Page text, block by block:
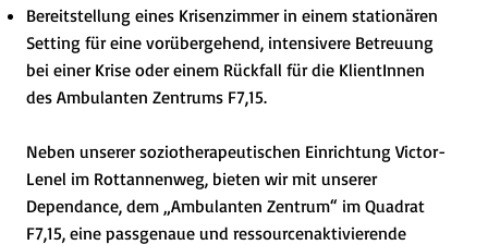
Bereitstellung eines Krisenzimmer in einem stationären
Setting für eine vorübergehend, intensivere Betreuung
bei einer Krise oder einem Rückfall für die KlientInnen
des Ambulanten Zentrums F7,15.
Neben unserer soziotherapeutischen Einrichtung Victor-
Lenel im Rottannenweg, bieten wir mit unserer
Dependance, dem „Ambulanten Zentrum“ im Quadrat
F7,15, eine passgenaue und ressourcenaktivierende